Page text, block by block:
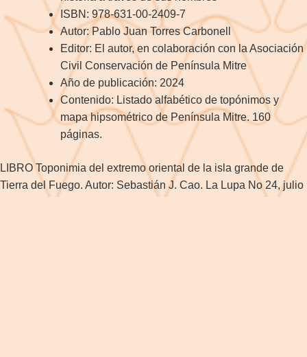
ISBN: 978-631-00-2409-7
Autor: Pablo Juan Torres Carbonell
Editor: El autor, en colaboración con la Asociación
Civil Conservación de Península Mitre
Año de publicación: 2024
Contenido: Listado alfabético de topónimos y
mapa hipsométrico de Península Mitre. 160
páginas.
LIBRO Toponimia del extremo oriental de la isla grande de
Tierra del Fuego. Autor: Sebastián J. Cao. La Lupa No 24, julio